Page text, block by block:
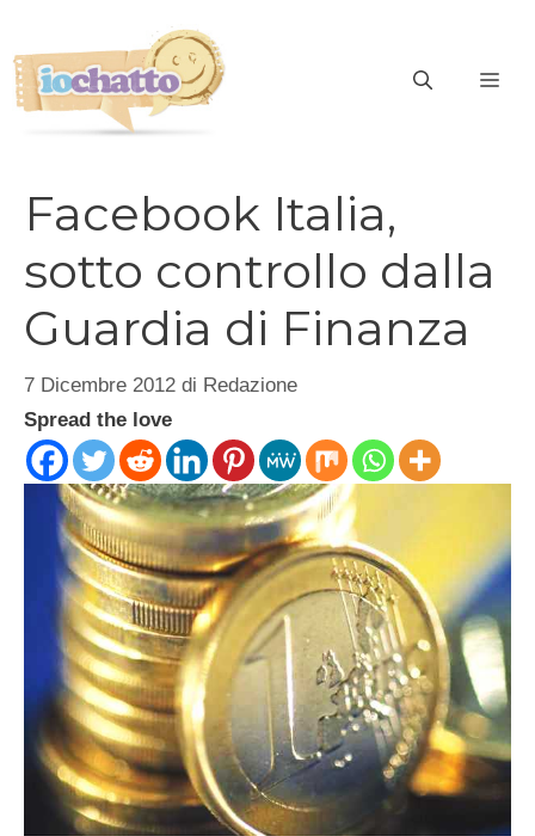
contenuto
Facebook Italia,
sotto controllo dalla
Guardia di Finanza
7 Dicembre 2012 di Redazione
Spread the love